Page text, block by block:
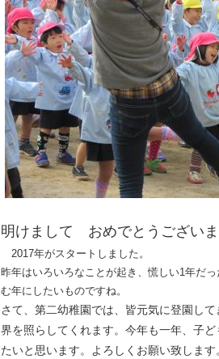
明けまして おめでとうござい
2017年がスタートしました。
昨年はいろいろなことが起き、慌しい1年だ
む年にしたいものですね。
さて、第二幼稚園では、皆元気に登園し
界を照らしてくれます。今年も一年、子
たいと思います。よろしくお願い致します